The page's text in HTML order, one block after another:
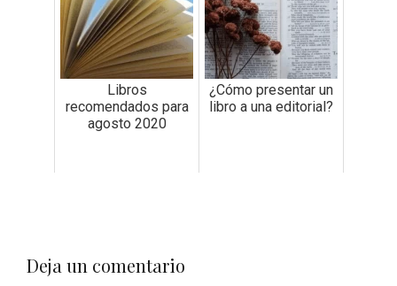
Libros
recomendados para
agosto 2020
¿Cómo presentar un
libro a una editorial?
Deja un comentario